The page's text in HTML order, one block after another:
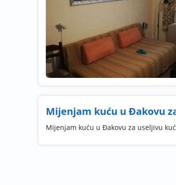
Mijenjam kuću u Đakovu
Mijenjam kuću u Đakovu za useljivu